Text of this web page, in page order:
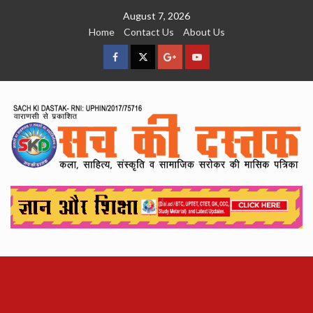
August 7, 2026
Home
Contact Us About Us
facebookTwitterGoogleYouTube